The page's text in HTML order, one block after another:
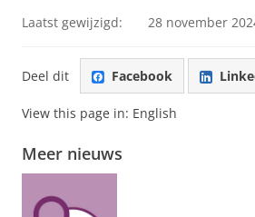
Laatst gewijzigd: 28 november
Deel dit Facebook
View this page in: English
Meer nieuws